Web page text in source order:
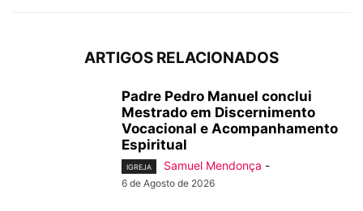
ARTIGOS RELACIONADOS
Padre Pedro Manuel conclui
Mestrado em Discernimento
Vocacional e Acompanhamento
Espiritual
IGREJA Samuel Mendonça -
6 de Agosto de 2026